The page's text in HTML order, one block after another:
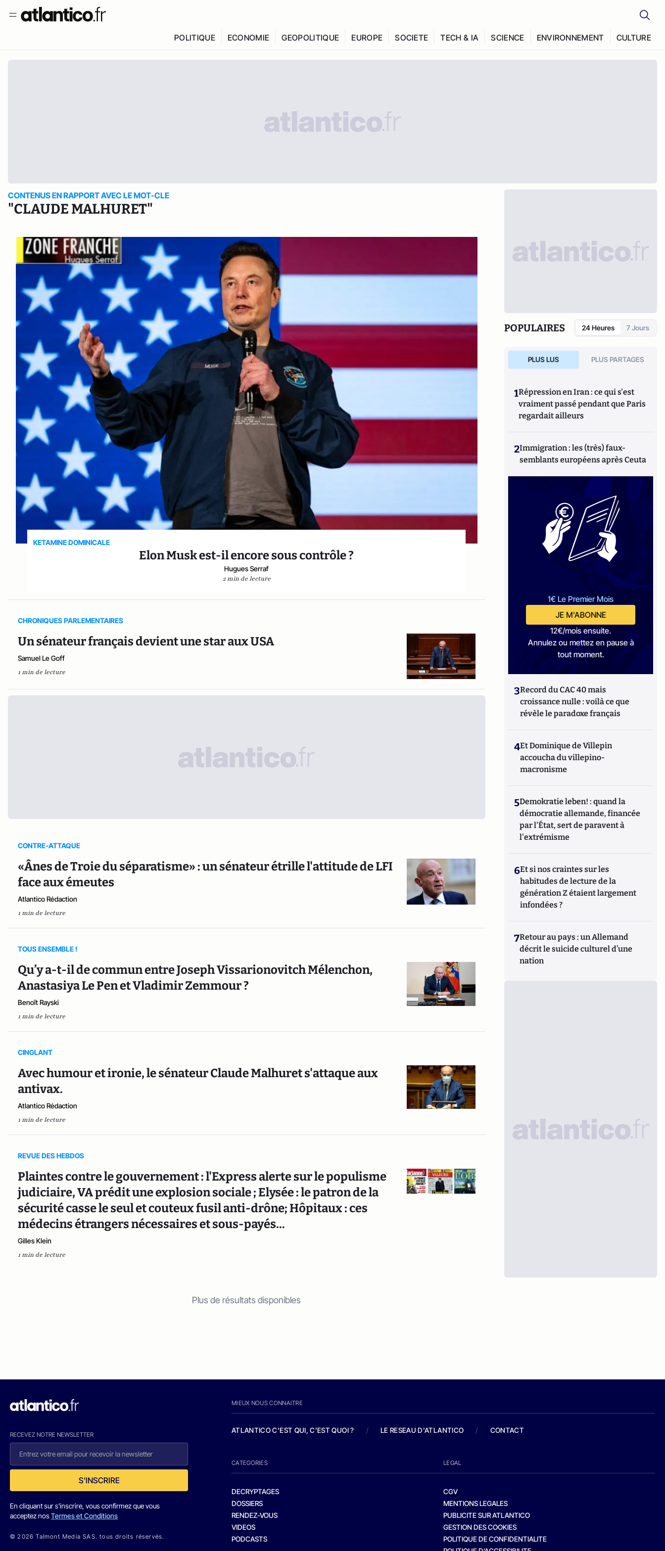
POLITIQUE ECONOMIE GEOPOLITIQUE EUROPE SOCIETE TECH & IA SCIENCE ENVIRONNEMENT CULTURE
CONTENUS EN RAPPORT AVEC LE MOT-CLE
"CLAUDE MALHURET"
KETAMINE DOMINICALE
Elon Musk est-il encore sous contrôle ?
Hugues Serraf
2 min de lecture
CHRONIQUES PARLEMENTAIRES
Un sénateur français devient une star aux USA
Samuel Le Goff
1 min de lecture
CONTRE-ATTAQUE
«Ânes de Troie du séparatisme» : un sénateur étrille l'attitude de LFI
face aux émeutes
Atlantico Rédaction
1 min de lecture
TOUS ENSEMBLE !
Qu’y a-t-il de commun entre Joseph Vissarionovitch Mélenchon,
Anastasiya Le Pen et Vladimir Zemmour ?
Benoît Rayski
1 min de lecture
CINGLANT
Avec humour et ironie, le sénateur Claude Malhuret s'attaque aux
antivax.
Atlantico Rédaction
1 min de lecture
REVUE DES HEBDOS
Plaintes contre le gouvernement : l'Express alerte sur le populisme
judiciaire, VA prédit une explosion sociale ; Elysée : le patron de la
sécurité casse le seul et couteux fusil anti-drône; Hôpitaux : ces
médecins étrangers nécessaires et sous-payés...
Gilles Klein
1 min de lecture
Plus de résultats disponibles
POPULAIRES 24 Heures 7 Jours
PLUS LUS PLUS PARTAGES
1Répression en Iran : ce qui s'est
vraiment passé pendant que Paris
regardait ailleurs
2Immigration : les (très) faux-
semblants européens après Ceuta
1€ Le Premier Mois
JE M'ABONNE
12€/mois ensuite.
Annulez ou mettez en pause à
tout moment.
3Record du CAC 40 mais
croissance nulle : voilà ce que
révèle le paradoxe français
4Et Dominique de Villepin
accoucha du villepino-
macronisme
5Demokratie leben! : quand la
démocratie allemande, financée
par l'État, sert de paravent à
l'extrémisme
6Et si nos craintes sur les
habitudes de lecture de la
génération Z étaient largement
infondées ?
7Retour au pays : un Allemand
décrit le suicide culturel d’une
nation
RECEVEZ NOTRE NEWSLETTER
S'INSCRIRE
En cliquant sur s'inscrire, vous confirmez que vous
acceptez nosTermes et Conditions
© 2026 Talmont Media SAS. tous droits réservés.
MIEUX NOUS CONNAITRE
ATLANTICO C'EST QUI, C'EST QUOI ? / LE RESEAU D'ATLANTICO / CONTACT
CATEGORIES
DECRYPTAGES
DOSSIERS
RENDEZ-VOUS
VIDEOS
PODCASTS
LEGAL
CGV
MENTIONS LEGALES
PUBLICITE SUR ATLANTICO
GESTION DES COOKIES
POLITIQUE DE CONFIDENTIALITE